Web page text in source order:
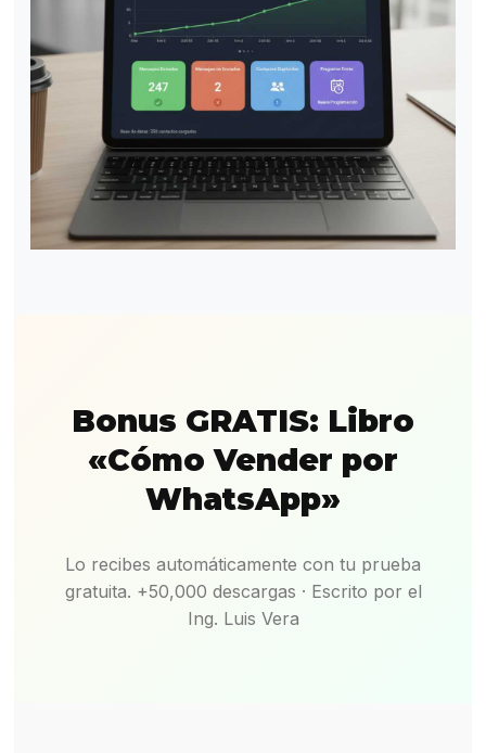
Bonus GRATIS: Libro
«Cómo Vender por
WhatsApp»
Lo recibes automáticamente con tu prueba
gratuita. +50,000 descargas · Escrito por el
Ing. Luis Vera